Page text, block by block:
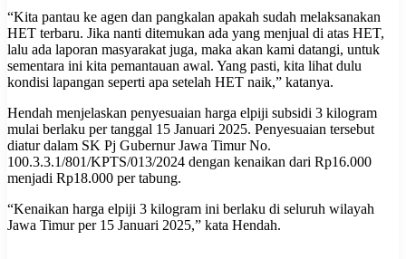
“Kita pantau ke agen dan pangkalan apakah sudah melaksanakan
HET terbaru. Jika nanti ditemukan ada yang menjual di atas HET,
lalu ada laporan masyarakat juga, maka akan kami datangi, untuk
sementara ini kita pemantauan awal. Yang pasti, kita lihat dulu
kondisi lapangan seperti apa setelah HET naik,” katanya.
Hendah menjelaskan penyesuaian harga elpiji subsidi 3 kilogram
mulai berlaku per tanggal 15 Januari 2025. Penyesuaian tersebut
diatur dalam SK Pj Gubernur Jawa Timur No.
100.3.3.1/801/KPTS/013/2024 dengan kenaikan dari Rp16.000
menjadi Rp18.000 per tabung.
“Kenaikan harga elpiji 3 kilogram ini berlaku di seluruh wilayah
Jawa Timur per 15 Januari 2025,” kata Hendah.